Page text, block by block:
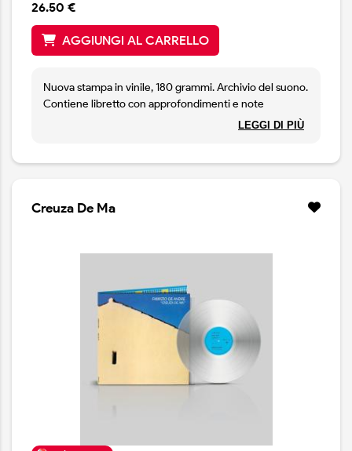
26.50 €
AGGIUNGI AL CARRELLO
Nuova stampa in vinile, 180 grammi. Archivio del suono.
Contiene libretto con approfondimenti e note
LEGGI DI PIÙ
Creuza De Ma